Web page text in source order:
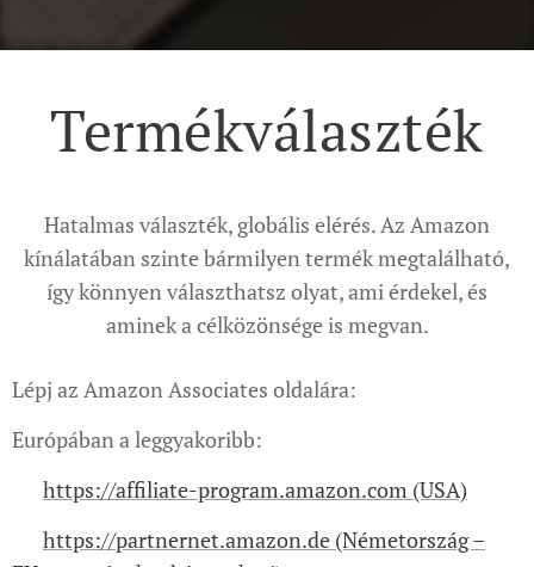
Termékválaszték
Hatalmas választék, globális elérés. Az Amazon
kínálatában szinte bármilyen termék megtalálható,
így könnyen választhatsz olyat, ami érdekel, és
aminek a célközönsége is megvan.
Lépj az Amazon Associates oldalára:
Európában a leggyakoribb:
https://affiliate-program.amazon.com (USA)
https://partnernet.amazon.de (Németország –